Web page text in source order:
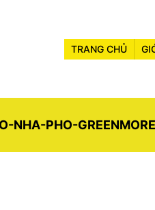
TRANG CHỦ
NHA-PHO-